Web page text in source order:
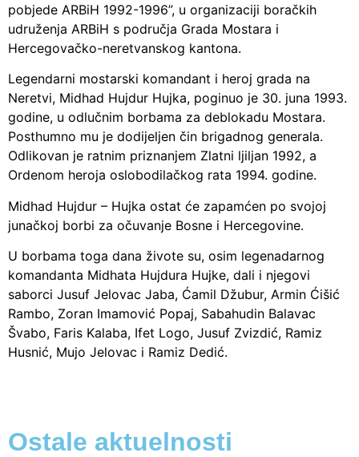
pobjede ARBiH 1992-1996”, u organizaciji boračkih
udruženja ARBiH s područja Grada Mostara i
Hercegovačko-neretvanskog kantona.
Legendarni mostarski komandant i heroj grada na
Neretvi, Midhad Hujdur Hujka, poginuo je 30. juna 1993.
godine, u odlučnim borbama za deblokadu Mostara.
Posthumno mu je dodijeljen čin brigadnog generala.
Odlikovan je ratnim priznanjem Zlatni ljiljan 1992, a
Ordenom heroja oslobodilačkog rata 1994. godine.
Midhad Hujdur – Hujka ostat će zapamćen po svojoj
junačkoj borbi za očuvanje Bosne i Hercegovine.
U borbama toga dana živote su, osim legenadarnog
komandanta Midhata Hujdura Hujke, dali i njegovi
saborci Jusuf Jelovac Jaba, Ćamil Džubur, Armin Ćišić
Rambo, Zoran Imamović Popaj, Sabahudin Balavac
Švabo, Faris Kalaba, Ifet Logo, Jusuf Zvizdić, Ramiz
Husnić, Mujo Jelovac i Ramiz Dedić.
Ostale aktuelnosti